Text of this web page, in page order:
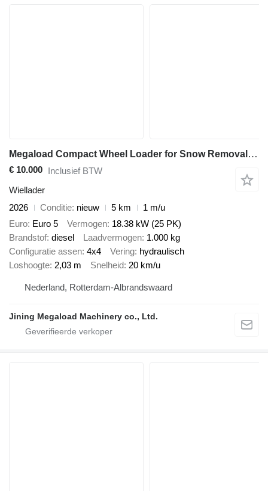
Megaload Compact Wheel Loader for Snow Removal and Winter Maintenance
€ 10.000 Inclusief BTW
Wiellader
2026
Conditie nieuw 5 km
1 m/u
Euro Euro 5 Vermogen 18.38 kW (25 PK)
Brandstof diesel Laadvermogen 1.000 kg
Configuratie assen 4x4 Vering hydraulisch
Loshoogte 2,03 m Snelheid 20 km/u
Nederland, Rotterdam-Albrandswaard
Jining Megaload Machinery co., Ltd.